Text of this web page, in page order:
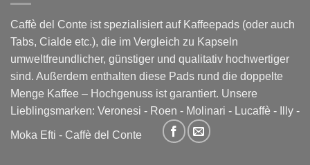
Caffè del Conte ist spezialisiert auf Kaffeepads (oder auch
Tabs, Cialde etc.), die im Vergleich zu Kapseln
umweltfreundlicher, günstiger und qualitativ hochwertiger
sind. Außerdem enthalten diese Pads rund die doppelte
Menge Kaffee – Hochgenuss ist garantiert. Unsere
Lieblingsmarken: Veronesi - Roen - Molinari - Lucaffè - Illy -
Moka Efti - Caffè del Conte